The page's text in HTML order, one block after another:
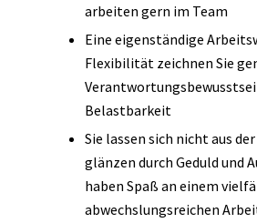
arbeiten gern im Team
Eine eigenständige
Flexibilität zeichnen Sie
Belastbarkeit
Sie lassen sich nicht aus
glänzen durch Geduld und
haben Spaß an einem
abwechslungsreichen